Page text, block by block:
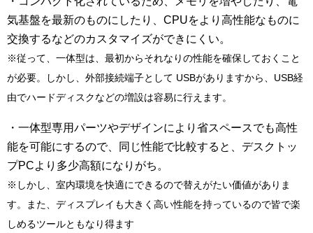
気基盤を最新のものにしたり、CPUをより高性能なものに
交換するなどのカスタマイズができにくい。
※従って、一体型は、最初からそれなりの性能を確保しておくこと
が必要。しかし、外部接続端子として USBがありますから、USB経
由でハードディスクなどの増設は容易に行えます。
・一体型専用パーツやデザインにより省スペースでも高性
能を可能にするので、同じ性能で比較すると、デスクトッ
プPCより多少高額になりがち。
※しかし、室内環境を快適にできるので替えがたい価値がありま
す。また、ディスプレイも大きく高い性能を持っているので皆で楽
しめるツールともなり得ます